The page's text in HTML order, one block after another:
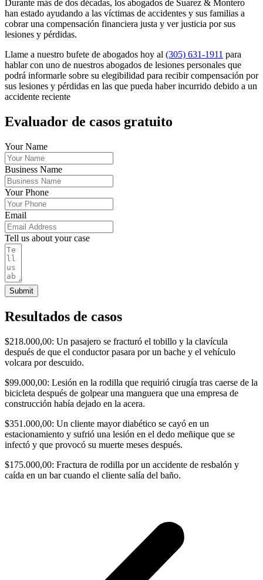
Durante más de dos décadas, los abogados de Suarez & Montero
han estado ayudando a las víctimas de accidentes y sus familias a
cobrar una compensación financiera justa y ver justicia por sus
lesiones y pérdidas.
Llame a nuestro bufete de abogados hoy al (305) 631-1911 para
hablar con uno de nuestros abogados de lesiones personales que
podrá informarle sobre su elegibilidad para recibir compensación por
sus lesiones y pérdidas en las que pueda haber incurrido debido a un
accidente reciente
Evaluador de casos gratuito
Your Name
Business Name
Your Phone
Email
Tell us about your case
Submit
Resultados de casos
$218.000,00: Un pasajero se fracturó el tobillo y la clavícula
después de que el conductor pasara por un bache y el vehículo
volcara por descuido.
$99.000,00: Lesión en la rodilla que requirió cirugía tras caerse de la
bicicleta después de golpear una manguera que una empresa de
construcción había dejado en la acera.
$351.000,00: Un cliente mayor diabético se cayó en un
estacionamiento y sufrió una lesión en el dedo meñique que se
infectó y que provocó su muerte meses después.
$175.000,00: Fractura de rodilla por un accidente de resbalón y
caída en un bar cuando el cliente salía del baño.